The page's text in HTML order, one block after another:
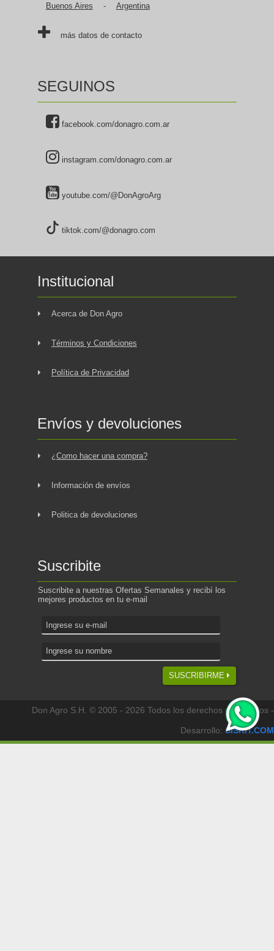
Buenos Aires - Argentina
más datos de contacto
SEGUINOS
facebook.com/donagro.com.ar
instagram.com/donagro.com.ar
youtube.com/@DonAgroArg
tiktok.com/@donagro.com
Institucional
Acerca de Don Agro
Términos y Condiciones
Política de Privacidad
Envíos y devoluciones
¿Como hacer una compra?
Información de envíos
Politica de devoluciones
Suscribite
Suscribite a nuestras Ofertas Semanales y recibí los
mejores productos en tu e-mail
SUSCRIBIRME
Don Agro S.H. © 2005 - 2026 Todos los derechos reservados -
Desarrollo: SISKIT.COM